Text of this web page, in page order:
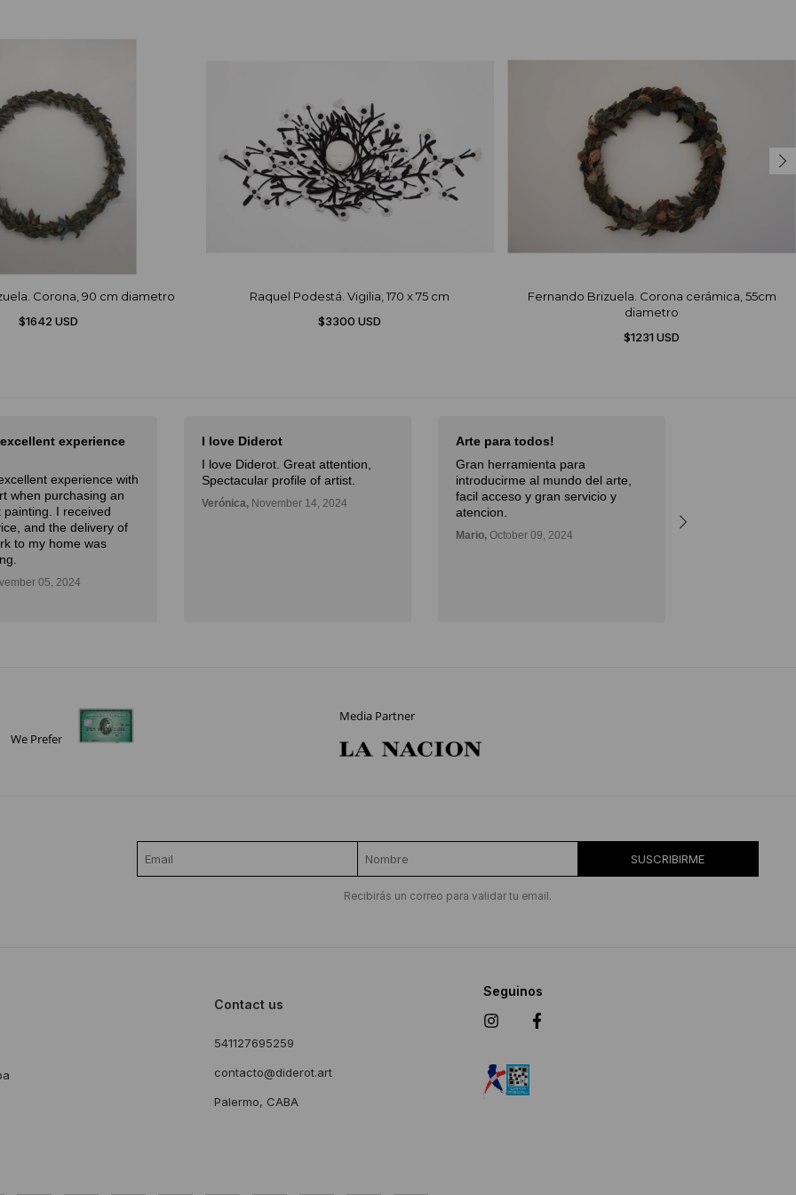
Corona, 90 cm diametro
$1642 USD
Raquel Podestá. Vigilia, 170 x 75 cm
$3300 USD
Fernando Brizuela. Corona cerámica, 55cm
diametro
$1231 USD
experience
experience with
when purchasing an
painting. I received
and the delivery of
to my home was
05, 2024
I love Diderot
I love Diderot. Great attention,
Spectacular profile of artist.
Verónica, November 14, 2024
Arte para todos!
Gran herramienta para
introducirme al mundo del arte,
facil acceso y gran servicio y
atencion.
Mario, October 09, 2024
We Prefer
Media Partner
SUSCRIBIRME
Recibirás un correo para validar tu email.
Contact us
541127695259
contacto@diderot.art
Palermo, CABA
Seguinos